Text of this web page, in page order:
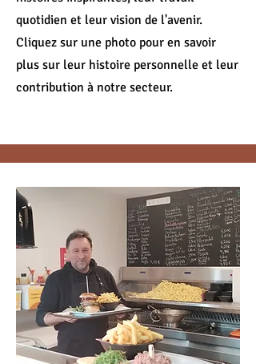
quotidien et leur vision de l'avenir.
Cliquez sur une photo pour en savoir
plus sur leur histoire personnelle et leur
contribution à notre secteur.